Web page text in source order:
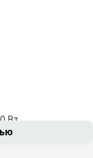
Вт